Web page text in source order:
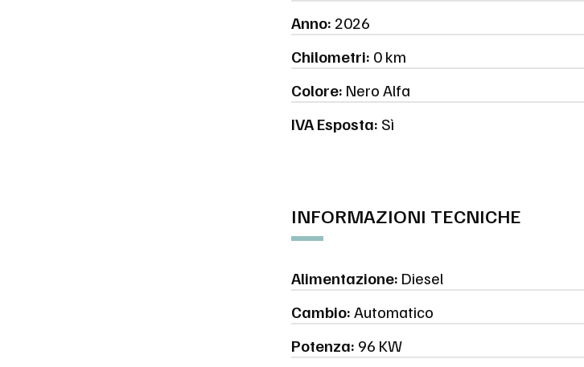
Anno: 2026
Chilometri: 0 km
Colore: Nero Alfa
IVA Esposta: Sì
INFORMAZIONI TECNICHE
Alimentazione: Diesel
Cambio:Automatico
Potenza: 96 KW